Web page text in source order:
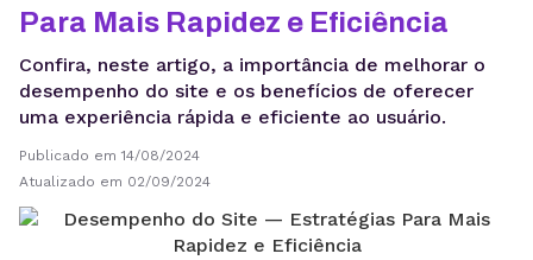
Para Mais Rapidez e Eficiência
Confira, neste artigo, a importância de melhorar o
desempenho do site e os benefícios de oferecer
uma experiência rápida e eficiente ao usuário.
Publicado em 14/08/2024
Atualizado em 02/09/2024